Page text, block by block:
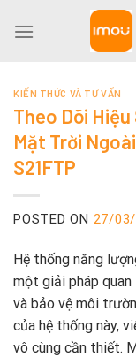
KIẾN THỨC VÀ TƯ VẤN
Theo Dõi
Mặt Trời
S21FTP
POSTED ON 27/
Hệ thống năng
một giải pháp
và bảo vệ môi
của hệ thống này,
vô cùng cần thiết.